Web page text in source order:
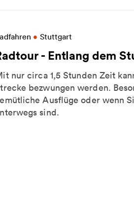
• Stuttgart
- Entlang dem
nur circa 1,5 Stunden Zeit
bezwungen werden.
Ausflüge oder wenn
sind.
Informationen zu